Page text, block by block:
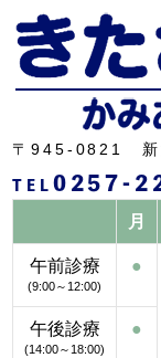
〒945-0821 新
TEL 0257-
月
午前診療
(9:00～12:00)
●
午後診療
(14:00～18:00)
●